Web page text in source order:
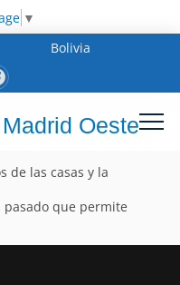
▼
Bolivia
Oeste
de las casas y la
que permite